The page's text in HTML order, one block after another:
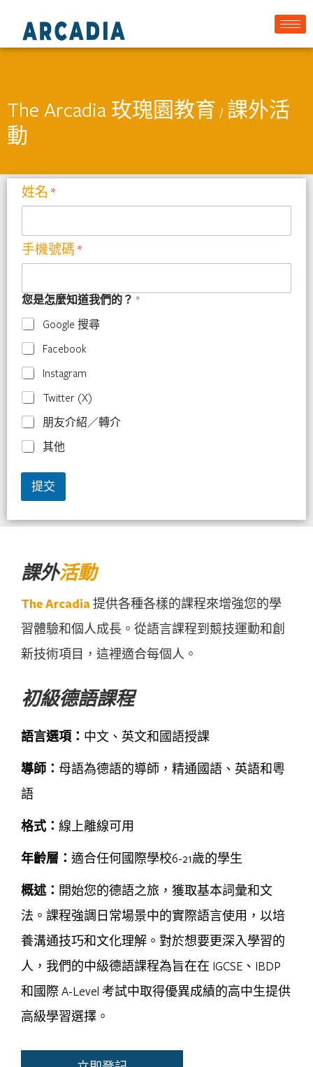
The Arcadia 玫瑰園教育 / 課外活
動
姓名 *
手機號碼 *
您是怎麼知道我們的？ *
Google 搜尋
Facebook
Instagram
Twitter (X)
朋友介紹／轉介
其他
提交
課外活動
The Arcadia提供各種各樣的課程來增強您的學
習體驗和個人成長。從語言課程到競技運動和創
新技術項目，這裡適合每個人。
初級德語課程
語言選項： 中文、英文和國語授課
導師： 母語為德語的導師，精通國語、英語和粵
語
格式： 線上離線可用
年齡層： 適合任何國際學校6-21歲的學生
概述： 開始您的德語之旅，獲取基本詞彙和文
法。課程強調日常場景中的實際語言使用，以培
養溝通技巧和文化理解。對於想要更深入學習的
人，我們的中級德語課程為旨在在 IGCSE、IBDP
和國際 A-Level 考試中取得優異成績的高中生提供
高級學習選擇。